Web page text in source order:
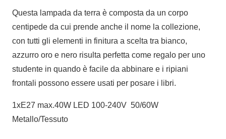
Questa lampada da terra è composta da un corpo
centipede da cui prende anche il nome la collezione,
con tutti gli elementi in finitura a scelta tra bianco,
azzurro oro e nero risulta perfetta come regalo per uno
studente in quando è facile da abbinare e i ripiani
frontali possono essere usati per posare i libri.
1xE27 max.40W LED 100-240V 50/60W
Metallo/Tessuto